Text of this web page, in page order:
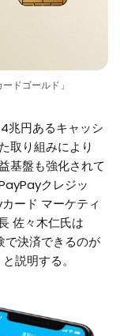
ドゴールド」
兆円あるキャッシ
取り組みにより
基盤も強化されて
クレジッ
ード マーケティ
佐々木仁氏は
で決済できるのが
説明する。